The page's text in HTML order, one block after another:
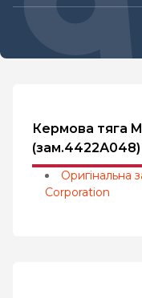
Кермова тяга
(зам.4422А048)
Оригінальна
Corporation